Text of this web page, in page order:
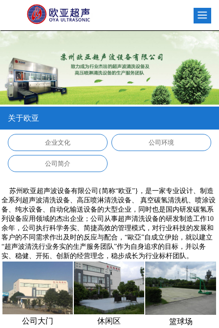
关于欧亚
企业文化 公司环境
公司简介
苏州欧亚超声波设备有限公司{简称“欧亚”}，是一家专业设计、制造
全系列超声波清洗设备、高压喷淋清洗设备、 真空碳氢清洗机、喷涂设
备、纯水设备、自动化输送设备的大型企业，同时也是国内研发碳氢系
列设备应用领域的杰出企业；公司从事超声清洗设备的研发制造工作10
余年，公司执行科学务实、简捷高效的管理模式，对行业科技的发展和
客户的不同需求作出及时的反应与配合，“歐亞”自成立伊始，就以建立
“超声波清洗行业务实的生产服务团队”作为自身追求的目标，并以务
实、稳健、开拓、创新的经营理念，稳步成长为行业标杆团队。
公司大门 休闲区 篮球场